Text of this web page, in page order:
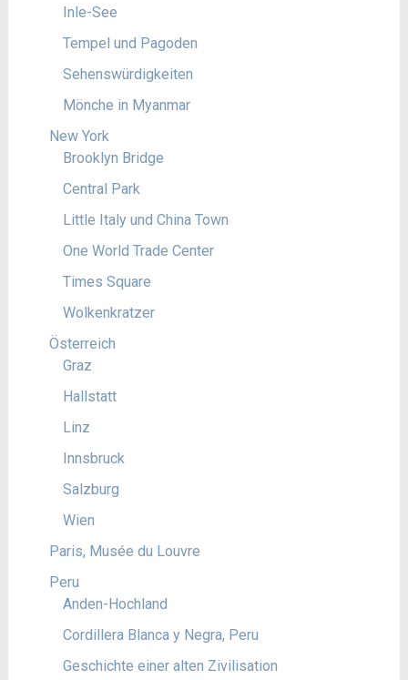
Inle-See
Tempel und Pagoden
Sehenswürdigkeiten
Mönche in Myanmar
New York
Brooklyn Bridge
Central Park
Little Italy und China Town
One World Trade Center
Times Square
Wolkenkratzer
Österreich
Graz
Hallstatt
Linz
Innsbruck
Salzburg
Wien
Paris, Musée du Louvre
Peru
Anden-Hochland
Cordillera Blanca y Negra, Peru
Geschichte einer alten Zivilisation